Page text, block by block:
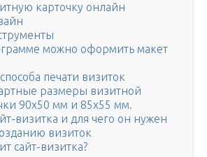
карточку онлайн
можно оформить макет
печати визиток
размеры визитной
90х50 мм и 85х55 мм.
визитка и для чего он нужен
визиток
сайт-визитка?